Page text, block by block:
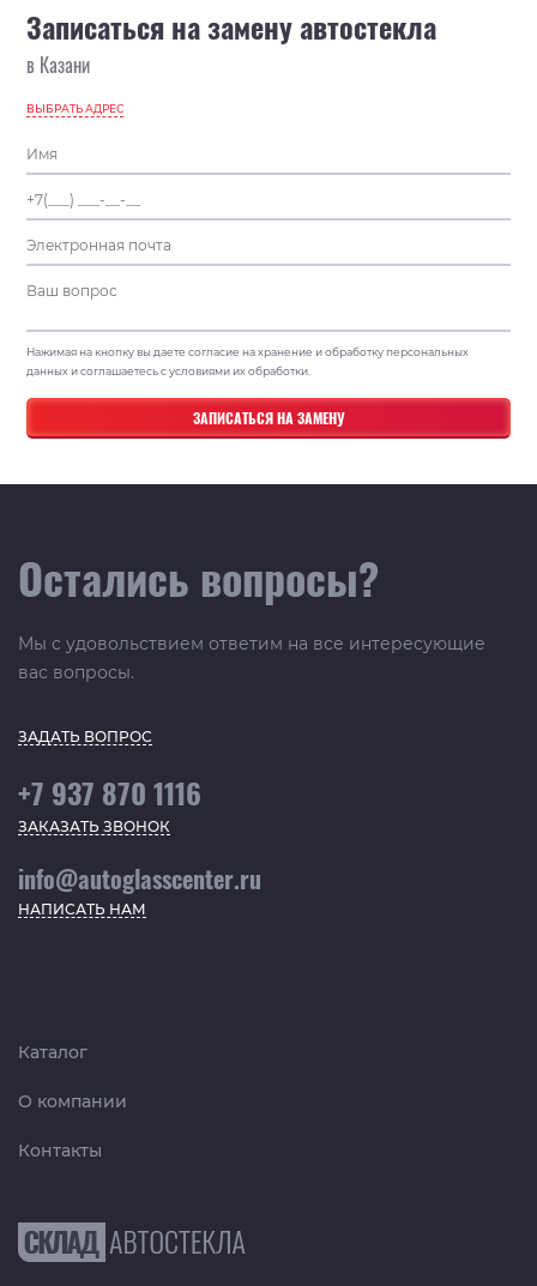
Записаться на замену автостекла
в Казани
ВЫБРАТЬ АДРЕС
Нажимая на кнопку вы даете согласие на хранение и обработку персональных
данных и соглашаетесь с условиями их обработки.
Остались вопросы?
Мы с удовольствием ответим на все интересующие
вас вопросы.
ЗАДАТЬ ВОПРОС
+7 937 870 1116
ЗАКАЗАТЬ ЗВОНОК
info@autoglasscenter.ru
НАПИСАТЬ НАМ
Каталог
О компании
Контакты